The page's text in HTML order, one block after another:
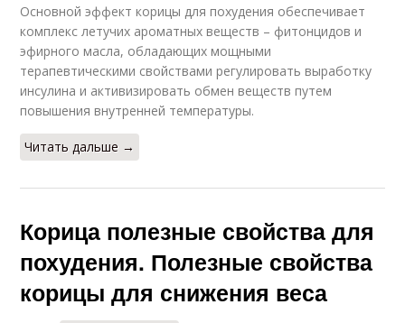
Основной эффект корицы для похудения обеспечивает
комплекс летучих ароматных веществ – фитонцидов и
эфирного масла, обладающих мощными
терапевтическими свойствами регулировать выработку
инсулина и активизировать обмен веществ путем
повышения внутренней температуры.
Читать дальше →
Корица полезные свойства для
похудения. Полезные свойства
корицы для снижения веса